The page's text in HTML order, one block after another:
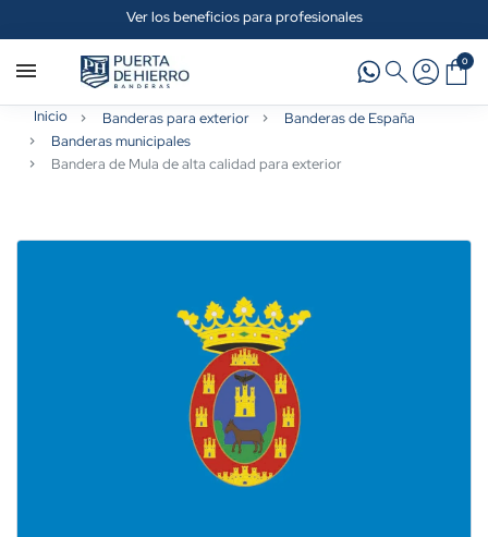
Ver los beneficios para profesionales
0
Inicio Banderas para exterior
Banderas de España
Banderas municipales
Bandera de Mula de alta calidad para exterior